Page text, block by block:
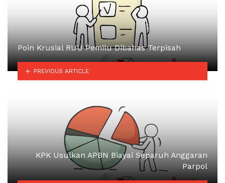
Poin Krusial RUU Pemilu Dibahas Terpisah
PREVIOUS ARTICLE
KPK Usulkan APBN Biayai Separuh Anggaran
Parpol